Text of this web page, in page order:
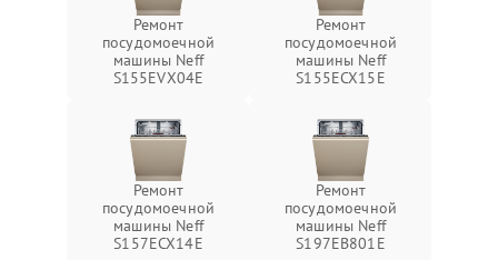
Ремонт
посудомоечной
машины Neff
S155EVX04E
Ремонт
посудомоечной
машины Neff
S155ECX15E
Ремонт
посудомоечной
машины Neff
S157ECX14E
Ремонт
посудомоечной
машины Neff
S197EB801E